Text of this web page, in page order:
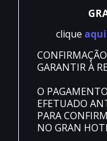
clique aqui
GARANTIR À
O
EFETUADO
PARA
NO GRAN